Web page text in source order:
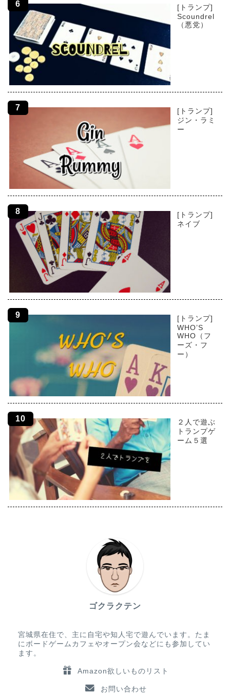
[トランプ]
Scoundrel
（悪党）
[トランプ]
ジン・ラミ
ー
[トランプ]
ネイブ
[トランプ]
WHO’S
WHO（フ
ーズ・フ
ー）
２人で遊ぶ
トランプゲ
ーム５選
ゴクラクテン
宮城県在住で、主に自宅や知人宅で遊んでいます。たま
にボードゲームカフェやオープン会などにも参加してい
ます。
Amazon欲しいものリスト
お問い合わせ